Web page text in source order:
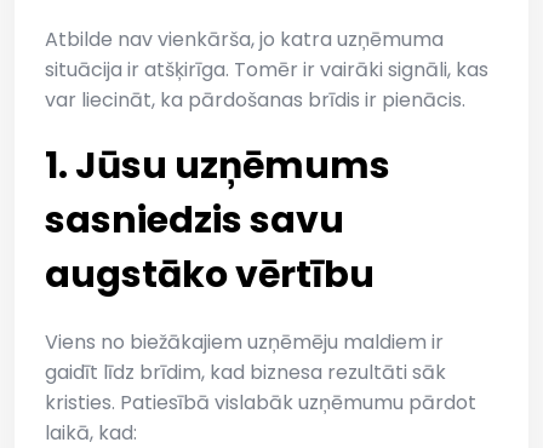
Atbilde nav vienkārša, jo katra uzņēmuma
situācija ir atšķirīga. Tomēr ir vairāki signāli, kas
var liecināt, ka pārdošanas brīdis ir pienācis.
1. Jūsu uzņēmums
sasniedzis savu
augstāko vērtību
Viens no biežākajiem uzņēmēju maldiem ir
gaidīt līdz brīdim, kad biznesa rezultāti sāk
kristies. Patiesībā vislabāk uzņēmumu pārdot
laikā, kad: